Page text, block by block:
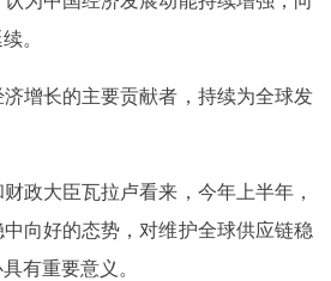
。
长的主要贡献者，持续为全球发
大臣瓦拉卢看来，今年上半年，
向好的态势，对维护全球供应链稳
有重要意义。